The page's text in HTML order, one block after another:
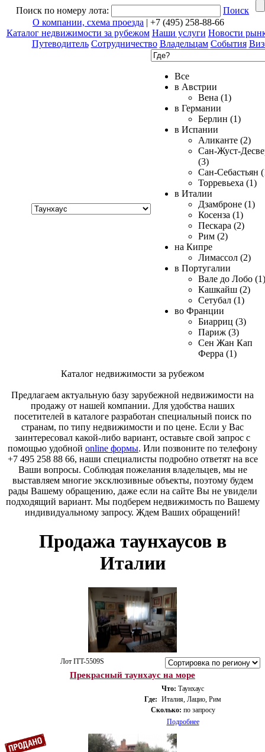
Поиск по номеру лота:
Поиск
О компании, схема проезда | +7 (495) 258-88-66
Каталог недвижимости за рубежом Наши услуги Новости
Путеводитель Сотрудничество Владельцам События
Все
в Австрии
Вена (1)
в Германии
Берлин (1)
в Испании
Аликанте (2)
Сан-Жуст-
(3)
Сан-Себастьян
Торревьеха (1)
в Италии
Дзамброне (1)
Косенза (1)
Пескара (2)
Рим (2)
на Кипре
Лимассол (2)
в Португалии
Вале до Лобо (1)
Кашкайш (2)
Сетубал (1)
во Франции
Биарриц (3)
Париж (3)
Сен Жан Кап
Ферра (1)
Каталог недвижимости за рубежом
Предлагаем актуальную базу зарубежной недвижимости на
продажу от нашей компании. Для удобства наших
посетителей в каталоге разработан специальный поиск по
странам, по типу недвижимости и по цене. Если у Вас
заинтересовал какой-либо вариант, оставьте свой запрос с
помощью удобной online формы. Или позвоните по телефону
+7 495 258 88 66, наши специалисты подробно ответят на все
Ваши вопросы. Соблюдая пожелания владельцев, мы не
выставляем многие эксклюзивные объекты, поэтому будем
рады Вашему обращению, даже если на сайте Вы не увидели
подходящий вариант. Мы подберем недвижимость по Вашему
индивидуальному запросу. Ждем Ваших обращений!
Продажа таунхаусов в
Италии
Лот ITT-5509S
Прекрасный таунхаус на море
Что: Таунхаус
Где: Италия, Лацио, Рим
Сколько: по запросу
Подробнее